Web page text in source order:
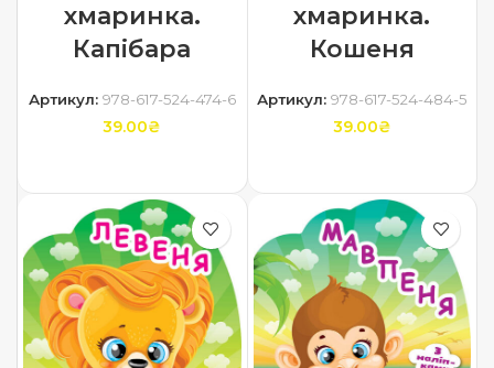
хмаринка.
Капібара
Артикул: 978-617-524-474-6
39.00₴
хмаринка.
Кошеня
Артикул: 978-617-524-484-5
39.00₴